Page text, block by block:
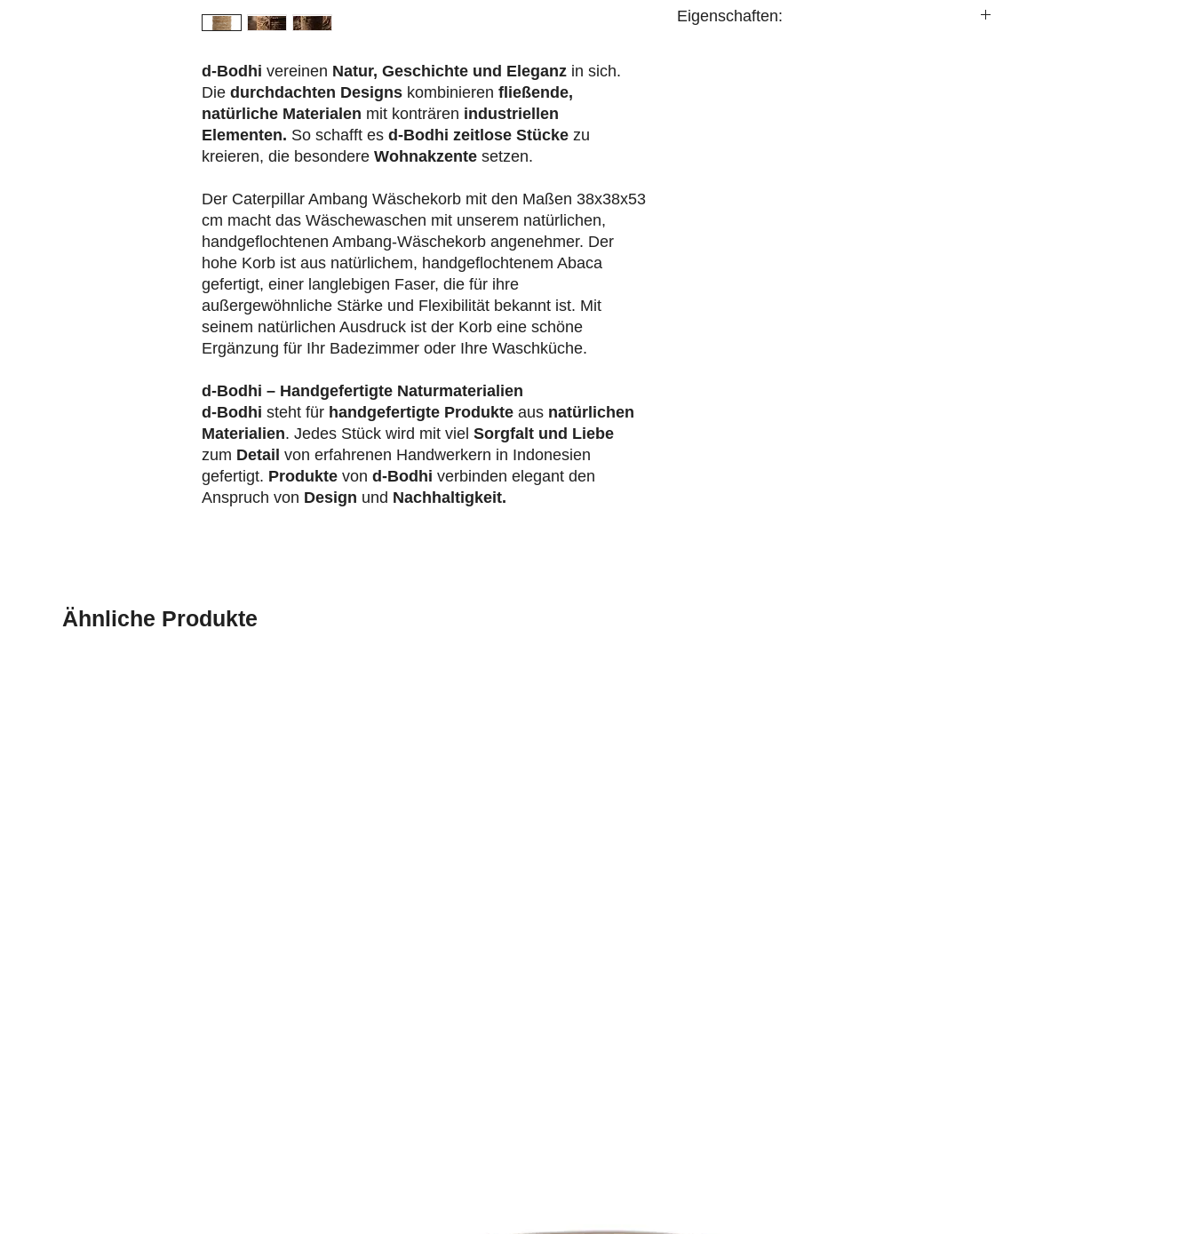
d-Bodhi vereinen Natur, Geschichte und Eleganz in sich.
Die durchdachten Designs kombinieren fließende,
natürliche Materialen mit konträren industriellen
Elementen. So schafft es d-Bodhi zeitlose Stücke zu
kreieren, die besondere Wohnakzente setzen.
Der Caterpillar Ambang Wäschekorb mit den Maßen 38x38x53
cm macht das Wäschewaschen mit unserem natürlichen,
handgeflochtenen Ambang-Wäschekorb angenehmer. Der
hohe Korb ist aus natürlichem, handgeflochtenem Abaca
gefertigt, einer langlebigen Faser, die für ihre
außergewöhnliche Stärke und Flexibilität bekannt ist. Mit
seinem natürlichen Ausdruck ist der Korb eine schöne
Ergänzung für Ihr Badezimmer oder Ihre Waschküche.
d-Bodhi – Handgefertigte Naturmaterialien
d-Bodhi steht für handgefertigte Produkte aus natürlichen
Materialien. Jedes Stück wird mit viel Sorgfalt und Liebe
zum Detail von erfahrenen Handwerkern in Indonesien
gefertigt. Produkte von d-Bodhi verbinden elegant den
Anspruch von Design und Nachhaltigkeit.
Eigenschaften:
Ähnliche Produkte